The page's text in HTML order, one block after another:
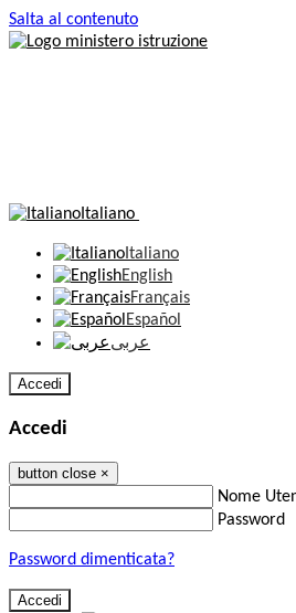
Salta al contenuto
Italiano
Italiano
English
Français
Español
عربى
Accedi
Accedi
button close ×
Nome
Password
Password dimenticata?